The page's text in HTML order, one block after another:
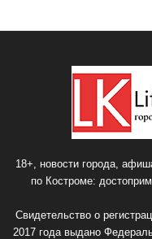
18+, новости города,
по Костроме:
Свидетельство о
2017 года выдано